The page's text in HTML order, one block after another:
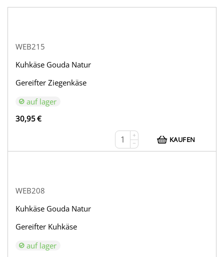
WEB215
Kuhkäse Gouda Natur
Gereifter Ziegenkäse
auf lager
30,95€
+
−
KAUFEN
WEB208
Kuhkäse Gouda Natur
Gereifter Kuhkäse
auf lager